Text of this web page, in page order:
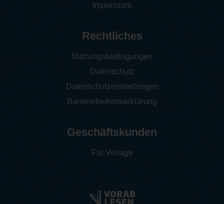
Impressum
Rechtliches
Nutzungsbedingungen
Datenschutz
Datenschutzeinstellungen
Barrierefreiheitserklärung
Geschäftskunden
Für Verlage